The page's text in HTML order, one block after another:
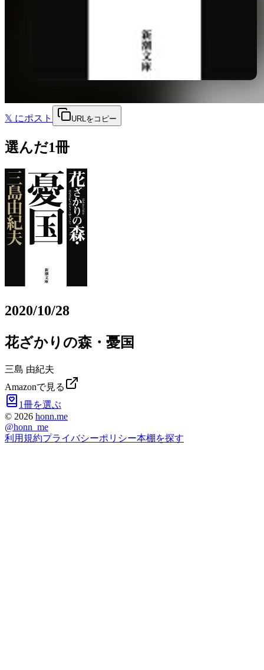
𝕏 にポスト URLをコピー
選んだ1冊
2020/10/28
花ざかりの森・憂国
三島 由紀夫
Amazonで見る
1冊を選ぶ
© 2026 honn.me
@honn_me
利用規約プライバシーポリシー本棚を探す